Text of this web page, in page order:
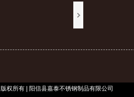
版权所有 | 阳信县嘉泰不锈钢制品有限公司